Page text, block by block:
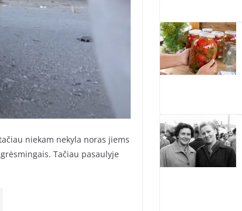
niekam nekyla noras jiems
Tačiau pasaulyje